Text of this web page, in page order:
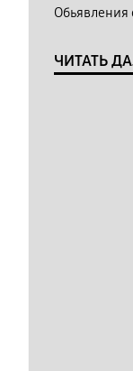
Обьявления
ЧИТАТЬ